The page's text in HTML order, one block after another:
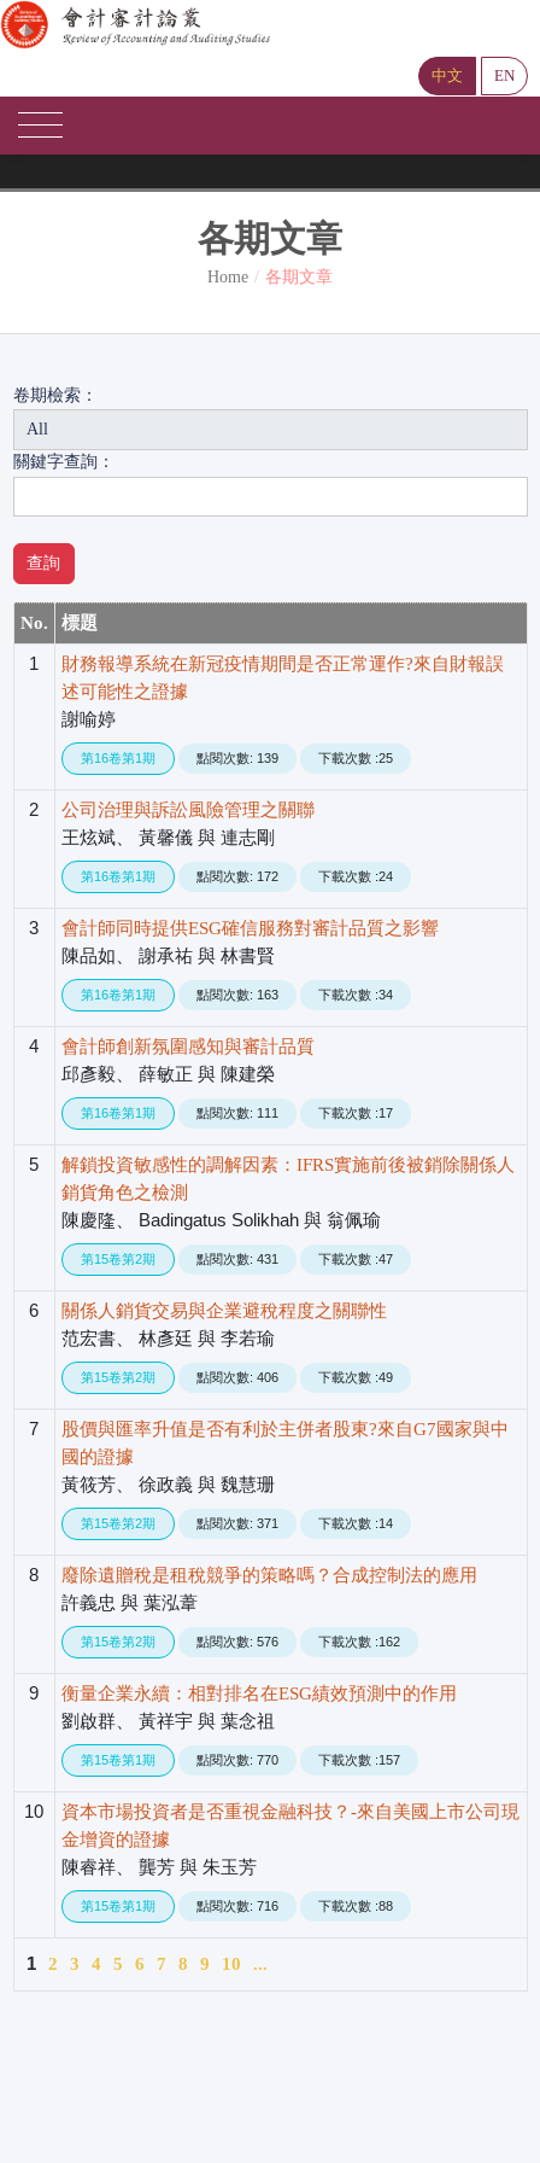
中文 EN
各期文章
Home 各期文章
卷期檢索：
關鍵字查詢：
No. 標題
1
財務報導系統在新冠疫情期間是否正常運作?來自財報誤
述可能性之證據
謝喻婷
第16卷第1期 點閱次數: 139 下載次數 :25
2
公司治理與訴訟風險管理之關聯
王炫斌、 黃馨儀 與 連志剛
第16卷第1期 點閱次數: 172 下載次數 :24
3
會計師同時提供ESG確信服務對審計品質之影響
陳品如、 謝承祐 與 林書賢
第16卷第1期 點閱次數: 163 下載次數 :34
4
會計師創新氛圍感知與審計品質
邱彥毅、 薛敏正 與 陳建榮
第16卷第1期 點閱次數: 111 下載次數 :17
5
解鎖投資敏感性的調解因素：IFRS實施前後被銷除關係人
銷貨角色之檢測
陳慶隆、 Badingatus Solikhah 與 翁佩瑜
第15卷第2期 點閱次數: 431 下載次數 :47
6
關係人銷貨交易與企業避稅程度之關聯性
范宏書、 林彥廷 與 李若瑜
第15卷第2期 點閱次數: 406 下載次數 :49
7
股價與匯率升值是否有利於主併者股東?來自G7國家與中
國的證據
黃筱芳、 徐政義 與 魏慧珊
第15卷第2期 點閱次數: 371 下載次數 :14
8
廢除遺贈稅是租稅競爭的策略嗎？合成控制法的應用
許義忠 與 葉泓葦
第15卷第2期 點閱次數: 576 下載次數 :162
9
衡量企業永續：相對排名在ESG績效預測中的作用
劉啟群、 黃祥宇 與 葉念祖
第15卷第1期 點閱次數: 770 下載次數 :157
10
資本市場投資者是否重視金融科技？-來自美國上市公司現
金增資的證據
陳睿祥、 龔芳 與 朱玉芳
第15卷第1期 點閱次數: 716 下載次數 :88
1 2 3 4 5 6 7 8 9 10 ...